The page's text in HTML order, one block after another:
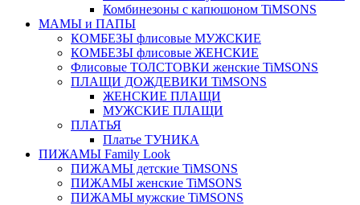
Комбинезоны с капюшоном TiMSONS
МАМЫ и ПАПЫ
КОМБЕЗЫ флисовые МУЖСКИЕ
КОМБЕЗЫ флисовые ЖЕНСКИЕ
Флисовые ТОЛСТОВКИ женские TiMSONS
ПЛАЩИ ДОЖДЕВИКИ TiMSONS
ЖЕНСКИЕ ПЛАЩИ
МУЖСКИЕ ПЛАЩИ
ПЛАТЬЯ
Платье ТУНИКА
ПИЖАМЫ Family Look
ПИЖАМЫ детские TiMSONS
ПИЖАМЫ женские TiMSONS
ПИЖАМЫ мужские TiMSONS